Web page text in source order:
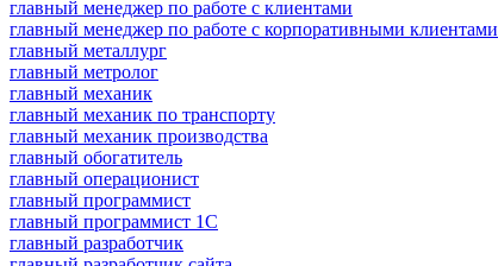
главный менеджер по работе с клиентами
главный менеджер по работе с корпоративными клиентами
главный металлург
главный метролог
главный механик
главный механик по транспорту
главный механик производства
главный обогатитель
главный операционист
главный программист
главный программист 1С
главный разработчик